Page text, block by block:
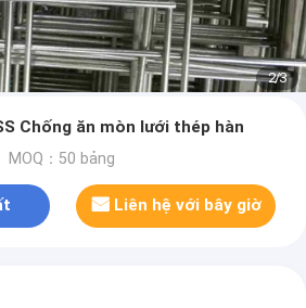
2/3
Chống ăn mòn lưới thép hàn
MOQ：50 bảng
Liên hệ với bây giờ